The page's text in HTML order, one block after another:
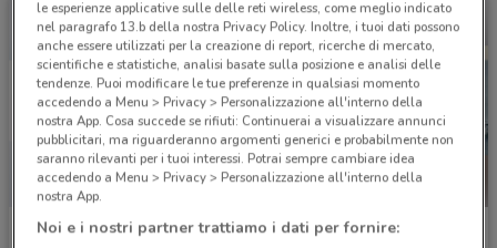
Eolo 1mobile
le esperienze applicative sulle delle reti wireless, come meglio indicato
nel paragrafo 13.b della nostra Privacy Policy. Inoltre, i tuoi dati possono
anche essere utilizzati per la creazione di report, ricerche di mercato,
scientifiche e statistiche, analisi basate sulla posizione e analisi delle
tendenze. Puoi modificare le tue preferenze in qualsiasi momento
accedendo a Menu > Privacy > Personalizzazione all'interno della
nostra App. Cosa succede se rifiuti: Continuerai a visualizzare annunci
pubblicitari, ma riguarderanno argomenti generici e probabilmente non
saranno rilevanti per i tuoi interessi. Potrai sempre cambiare idea
accedendo a Menu > Privacy > Personalizzazione all'interno della
nostra App.
Noi e i nostri partner trattiamo i dati per fornire: